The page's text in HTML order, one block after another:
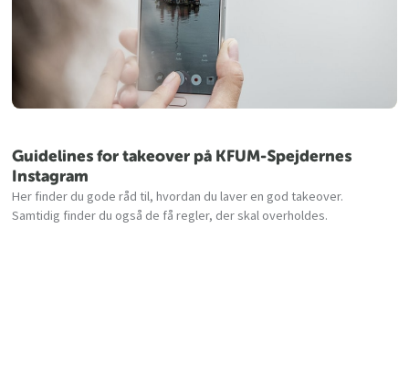
Guidelines for takeover på KFUM-Spejdernes
Instagram
Her finder du gode råd til, hvordan du laver en god takeover.
Samtidig finder du også de få regler, der skal overholdes.